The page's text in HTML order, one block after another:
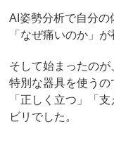
AI姿勢分析で自分の
「なぜ痛いのか」
そして始まったのが
特別な器具を使うの
「正しく立つ」「
ビリでした。